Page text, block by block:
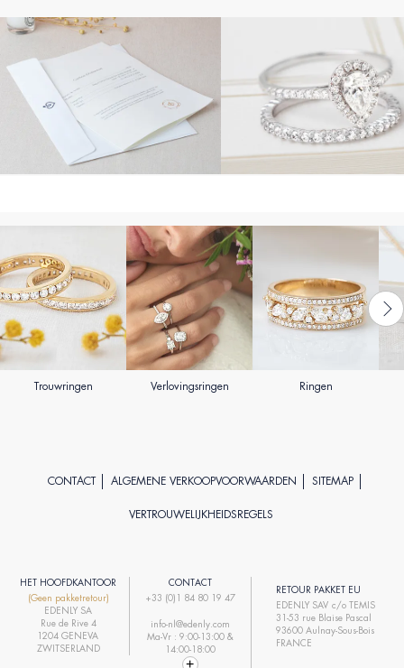
Trouwringen Verlovingsringen Ringen
CONTACT ALGEMENE VERKOOPVOORWAARDEN SITEMAP
VERTROUWELIJKHEIDSREGELS
HET HOOFDKANTOOR
(Geen pakketretour)
EDENLY SA
Rue de Rive 4
1204 GENEVA
ZWITSERLAND
CONTACT
+33 (0)1 84 80 19 47
info-nl@edenly.com
Ma-Vr : 9:00-13:00 &
14:00-18:00
RETOUR PAKKET EU
EDENLY SAV c/o TEMIS
31-53 rue Blaise Pascal
93600 Aulnay-Sous-Bois
FRANCE